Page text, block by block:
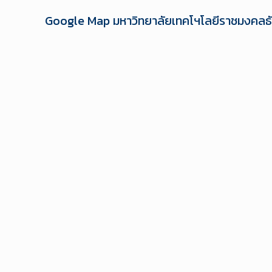
Google Map มหาวิทยาลัยเทคโฯโลยีราชมงค